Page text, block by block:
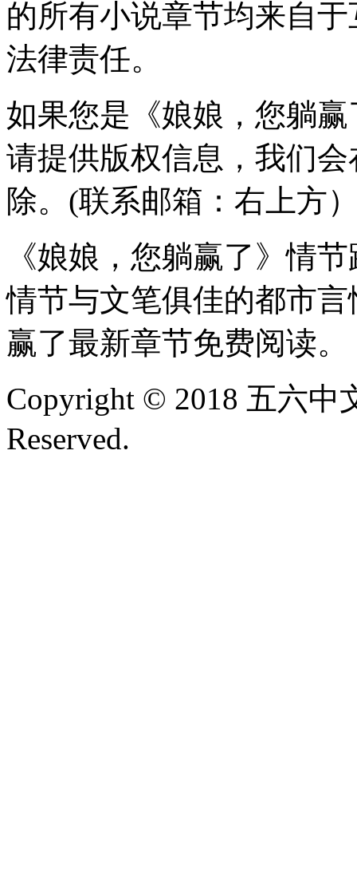
的所有小说章节均来自
法律责任。
如果您是《娘娘，您躺
请提供版权信息，我们
除。(联系邮箱：右上方
《娘娘，您躺赢了》情
情节与文笔俱佳的都市
赢了最新章节免费阅读。
Copyright © 2018 五六中
Reserved.